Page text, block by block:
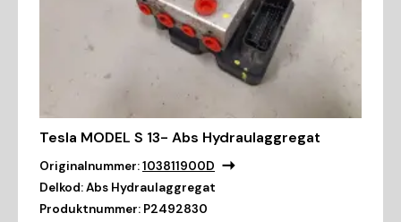
Tesla MODEL S 13- Abs Hydraulaggregat
Originalnummer:103811900D
Delkod:Abs Hydraulaggregat
Produktnummer: P2492830